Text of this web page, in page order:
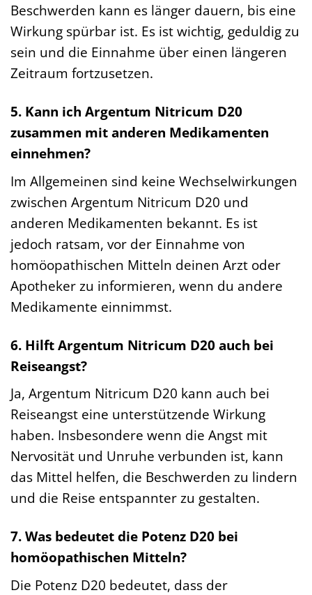
Beschwerden kann es länger dauern, bis eine
Wirkung spürbar ist. Es ist wichtig, geduldig zu
sein und die Einnahme über einen längeren
Zeitraum fortzusetzen.
5. Kann ich Argentum Nitricum D20
zusammen mit anderen Medikamenten
einnehmen?
Im Allgemeinen sind keine Wechselwirkungen
zwischen Argentum Nitricum D20 und
anderen Medikamenten bekannt. Es ist
jedoch ratsam, vor der Einnahme von
homöopathischen Mitteln deinen Arzt oder
Apotheker zu informieren, wenn du andere
Medikamente einnimmst.
6. Hilft Argentum Nitricum D20 auch bei
Reiseangst?
Ja, Argentum Nitricum D20 kann auch bei
Reiseangst eine unterstützende Wirkung
haben. Insbesondere wenn die Angst mit
Nervosität und Unruhe verbunden ist, kann
das Mittel helfen, die Beschwerden zu lindern
und die Reise entspannter zu gestalten.
7. Was bedeutet die Potenz D20 bei
homöopathischen Mitteln?
Die Potenz D20 bedeutet, dass der